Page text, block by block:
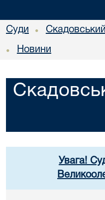
Суди •
• Новини
Увага!